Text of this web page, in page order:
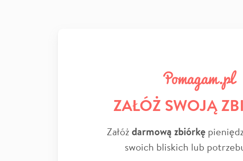
ZAŁÓŻ SWOJĄ
Załóżdarmową zbiórkę
swoich bliskich lub